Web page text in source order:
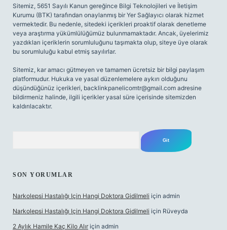
Sitemiz, 5651 Sayılı Kanun gereğince Bilgi Teknolojileri ve İletişim
Kurumu (BTK) tarafından onaylanmış bir Yer Sağlayıcı olarak hizmet
vermektedir. Bu nedenle, sitedeki içerikleri proaktif olarak denetleme
veya araştırma yükümlülüğümüz bulunmamaktadır. Ancak, üyelerimiz
yazdıkları içeriklerin sorumluluğunu taşımakta olup, siteye üye olarak
bu sorumluluğu kabul etmiş sayılırlar.
Sitemiz, kar amacı gütmeyen ve tamamen ücretsiz bir bilgi paylaşım
platformudur. Hukuka ve yasal düzenlemelere aykırı olduğunu
düşündüğünüz içerikleri, backlinkpanelicomtr@gmail.com adresine
bildirmeniz halinde, ilgili içerikler yasal süre içerisinde sitemizden
kaldırılacaktır.
SON YORUMLAR
Narkolepsi Hastalığı Için Hangi Doktora Gidilmeli için admin
Narkolepsi Hastalığı Için Hangi Doktora Gidilmeli için Rüveyda
2 Aylık Hamile Kaç Kilo Alır için admin